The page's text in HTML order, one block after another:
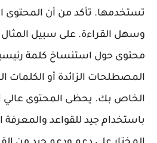
تستخدمها. تأكد من أن
وسهل القراءة. على سبيل المثال
محتوى حول استنساخ كلمة
المصطلحات الزائدة أو الكلمات
الخاص بك. يحظى المحتوى عالي
باستخدام جيد للقواعد